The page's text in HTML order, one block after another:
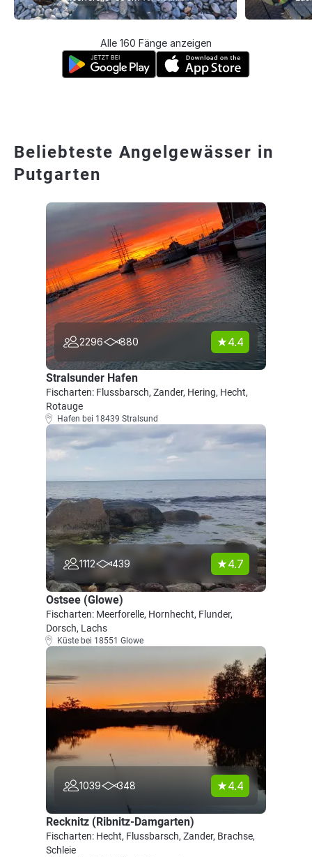
Alle 160 Fänge anzeigen
Beliebteste Angelgewässer in
Putgarten
2296 880 4.4
Stralsunder Hafen
Fischarten: Flussbarsch, Zander, Hering, Hecht,
Rotauge
Hafen bei 18439 Stralsund
1112 439 4.7
Ostsee (Glowe)
Fischarten: Meerforelle, Hornhecht, Flunder,
Dorsch, Lachs
Küste bei 18551 Glowe
1039 348 4.4
Recknitz (Ribnitz-Damgarten)
Fischarten: Hecht, Flussbarsch, Zander, Brachse,
Schleie